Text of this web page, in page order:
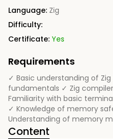
Language: Zig
Difficulty:
Certificate: Yes
Requirements
✓ Basic understanding of
fundamentals ✓ Zig
Familiarity with basic
✓ Knowledge of memory
Understanding of memory
Content